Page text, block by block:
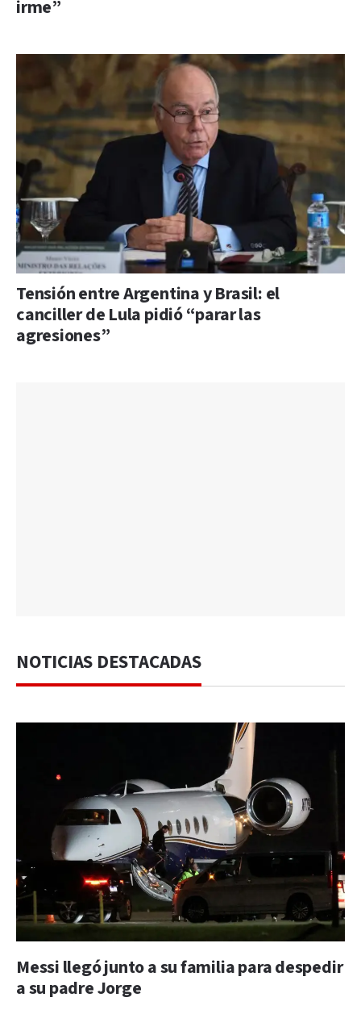
irme”
Tensión entre Argentina y Brasil: el
canciller de Lula pidió “parar las
agresiones”
NOTICIAS DESTACADAS
Messi llegó junto a su familia para despedir
a su padre Jorge